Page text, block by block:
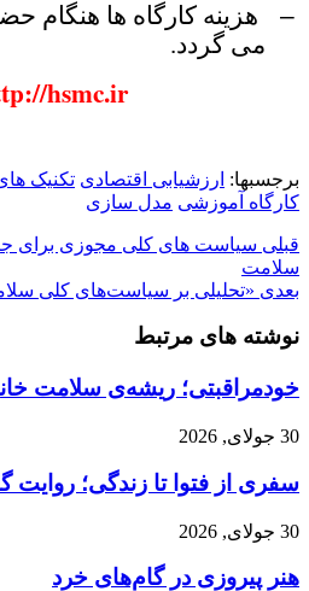
–
هزینه کارگاه ها هنگام
می گردد.
hsmc.ir
برجسبها: ارزشیابی اقتصادی تکنیک
کارگاه آموزشی مدل سازی
قبلی سیاست های کلی مجوزی برای
سلامت
بعدی «تحلیلی بر سیاست‌های کلی
نوشته های مرتبط
خودمراقبتی؛ ریشه‌ی سلامت
30 جولای, 2026
سفری از فتوا تا زندگی؛ روایت
30 جولای, 2026
هنر پیروزی در گام‌های خرد